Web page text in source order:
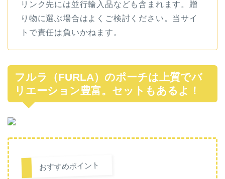
リンク先には並行輸入品なども含まれます。贈
り物に選ぶ場合はよくご検討ください。当サイ
トで責任は負いかねます。
フルラ（FURLA）のポーチは上質でバ
リエーション豊富。セットもあるよ！
おすすめポイント